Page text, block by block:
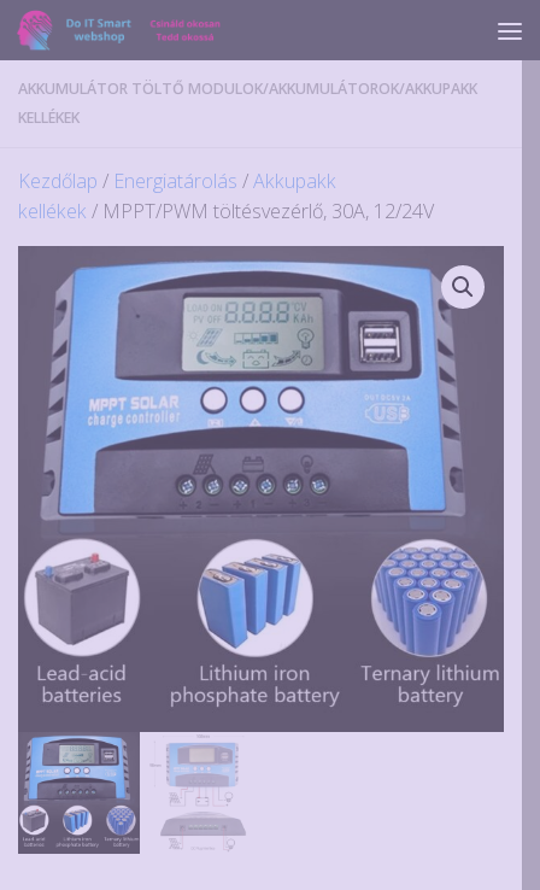
Skip to content
AKKUMULÁTOR TÖLTŐ MODULOK/AKKUMULÁTOROK/AKKUPAKK
KELLÉKEK
Kezdőlap / Energiatárolás /Akkupakk
kellékek / MPPT/PWM töltésvezérlő, 30A, 12/24V